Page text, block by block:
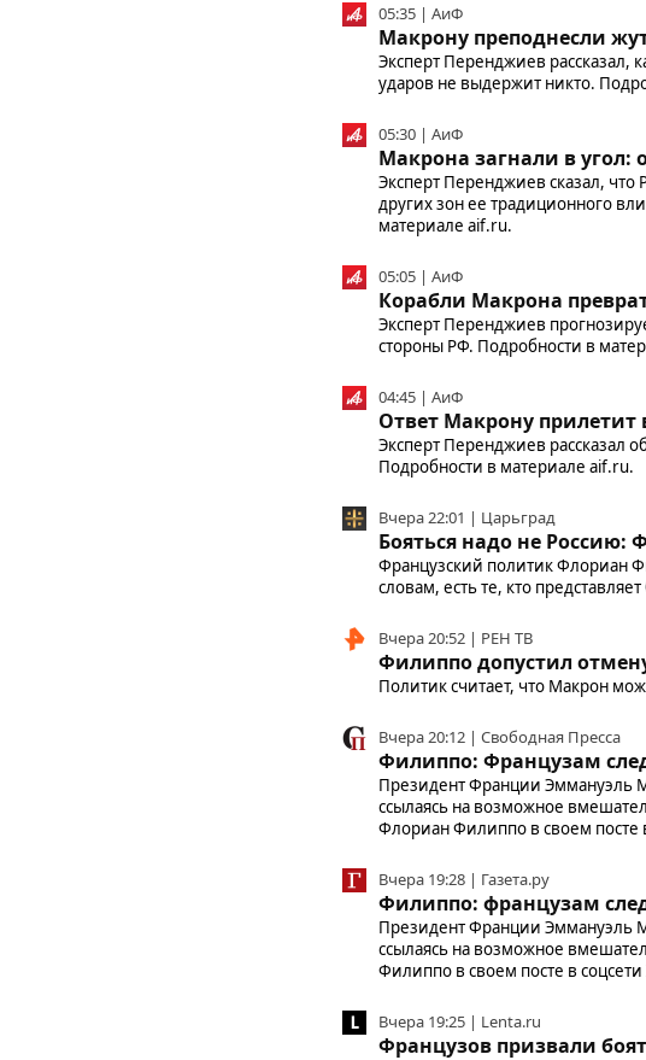
05:35 | АиФ
Макрону преподнесли
Эксперт Перенджиев рассказал,
ударов не выдержит никто.
05:30 | АиФ
Макрона загнали в угол:
Эксперт Перенджиев сказал,
других зон ее традиционного
материале aif.ru.
05:05 | АиФ
Корабли Макрона
Эксперт Перенджиев
стороны РФ. Подробности в
04:45 | АиФ
Ответ Макрону
Эксперт Перенджиев рассказал
Подробности в материале aif.ru.
Вчера 22:01 | Царьград
Бояться надо не Россию:
Французский политик Флориан
словам, есть те, кто
Вчера 20:52 | РЕН ТВ
Филиппо допустил
Политик считает, что Макрон
Вчера 20:12 | Свободная Пресса
Филиппо: Французам
Президент Франции Эммануэль
ссылаясь на возможное
Флориан Филиппо в своем посте
Вчера 19:28 | Газета.ру
Филиппо: французам
Президент Франции Эммануэль
ссылаясь на возможное
Филиппо в своем посте в соцсети
Вчера 19:25 | Lenta.ru
Французов призвали